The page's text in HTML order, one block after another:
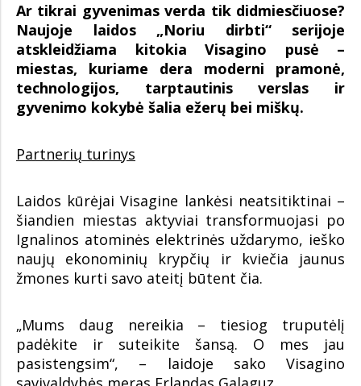
Ar tikrai gyvenimas verda tik didmiesčiuose?
Naujoje laidos „Noriu dirbti“ serijoje
atskleidžiama kitokia Visagino pusė –
miestas, kuriame dera moderni pramonė,
technologijos, tarptautinis verslas ir
gyvenimo kokybė šalia ežerų bei miškų.
Partnerių turinys
Laidos kūrėjai Visagine lankėsi neatsitiktinai –
šiandien miestas aktyviai transformuojasi po
Ignalinos atominės elektrinės uždarymo, ieško
naujų ekonominių krypčių ir kviečia jaunus
žmones kurti savo ateitį būtent čia.
„Mums daug nereikia – tiesiog truputėlį
padėkite ir suteikite šansą. O mes jau
pasistengsim“, – laidoje sako Visagino